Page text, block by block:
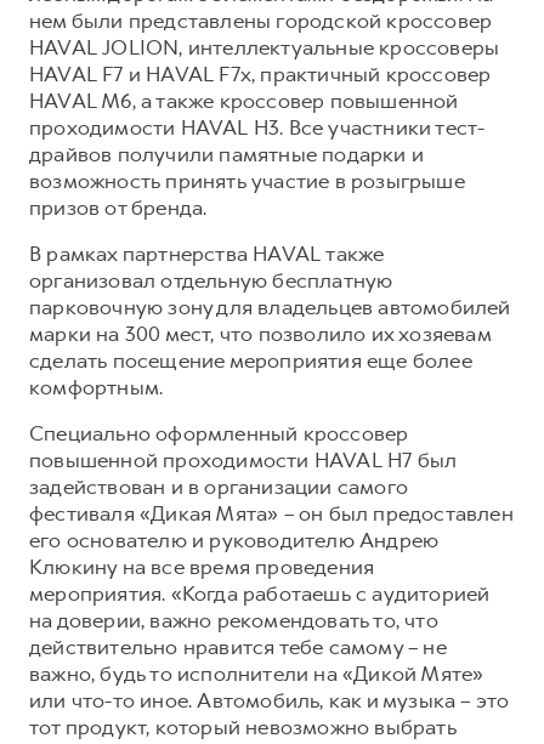
нем были представлены городской кроссовер
HAVAL JOLION, интеллектуальные кроссоверы
HAVAL F7 и HAVAL F7x, практичный кроссовер
HAVAL M6, а также кроссовер повышенной
проходимости HAVAL H3. Все участники тест-
драйвов получили памятные подарки и
возможность принять участие в розыгрыше
призов от бренда.
В рамках партнерства HAVAL также
организовал отдельную бесплатную
парковочную зону для владельцев автомобилей
марки на 300 мест, что позволило их хозяевам
сделать посещение мероприятия еще более
комфортным.
Специально оформленный кроссовер
повышенной проходимости HAVAL H7 был
задействован и в организации самого
фестиваля «Дикая Мята» – он был предоставлен
его основателю и руководителю Андрею
Клюкину на все время проведения
мероприятия. «Когда работаешь с аудиторией
на доверии, важно рекомендовать то, что
действительно нравится тебе самому – не
важно, будь то исполнители на «Дикой Мяте»
или что-то иное. Автомобиль, как и музыка – это
тот продукт, который невозможно выбрать